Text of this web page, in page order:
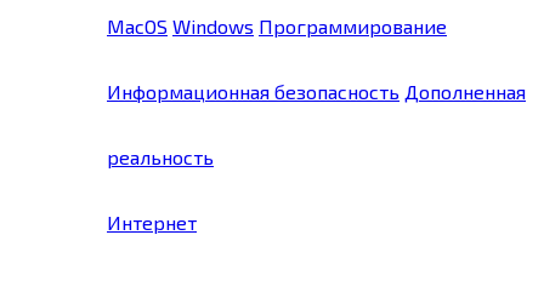
MacOS Windows Программирование
Информационная безопасность Дополненная
реальность
Интернет